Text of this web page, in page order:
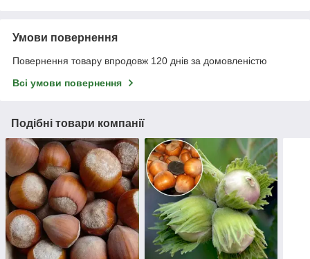
Умови повернення
Повернення товару впродовж 120 днів за домовленістю
Всі умови повернення
Подібні товари компанії